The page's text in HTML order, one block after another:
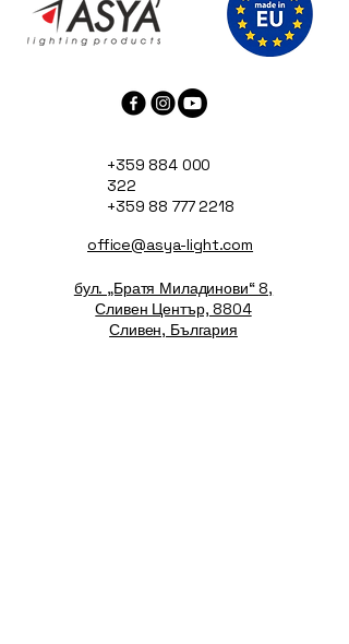
+359 884 000
322
+359 88 777 2218
office@asya-light.com
бул. „Братя Миладинови“ 8,
Сливен Център, 8804
Сливен, България